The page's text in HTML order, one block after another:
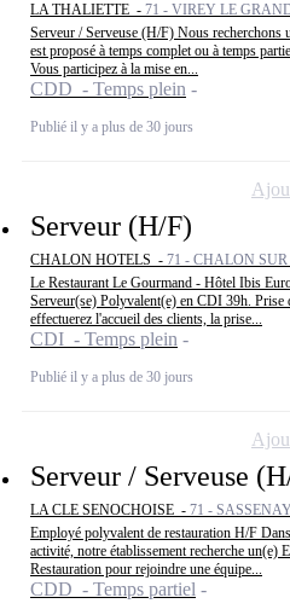
LA THALIETTE - 71 - VIREY LE
Serveur / Serveuse (H/F) Nous recherchons
est proposé à temps complet ou à temps
Vous participez à la mise en...
CDD - Temps plein
Publié il y a plus de 30 jours
Serveur (H/F)
CHALON HOTELS - 71 - CHALON
Le Restaurant Le Gourmand - Hôtel Ibis
Serveur(se) Polyvalent(e) en CDI 39h. Prise
effectuerez l'accueil des clients, la prise...
CDI - Temps plein
Publié il y a plus de 30 jours
Serveur / Serveuse
LA CLE SENOCHOISE - 71 - SASSENAY
Employé polyvalent de restauration H/F
activité, notre établissement recherche un(e)
Restauration pour rejoindre une équipe...
CDD - Temps partiel